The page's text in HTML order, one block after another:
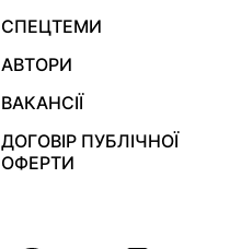
СПЕЦТЕМИ
АВТОРИ
ВАКАНСІЇ
ДОГОВІР ПУБЛІЧНОЇ
ОФЕРТИ